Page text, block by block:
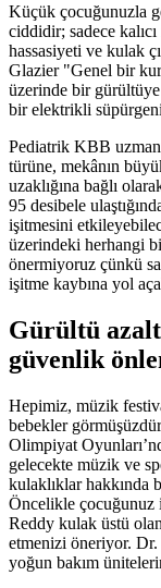
Küçük çocuğunuzla
ciddidir; sadece
hassasiyeti ve kulak
Glazier "Genel bir
üzerinde bir
bir elektrikli
Pediatrik KBB
türüne, mekânın
uzaklığına bağlı
95 desibele
işitmesini
üzerindeki herhangi
önermiyoruz çünkü
işitme kaybına yol
Gürültü
güvenlik
Hepimiz, müzik
bebekler
Olimpiyat
gelecekte müzik ve
kulaklıklar hakkında
Öncelikle çocuğunuz
Reddy kulak üstü
etmenizi öneriyor. Dr.
yoğun bakım